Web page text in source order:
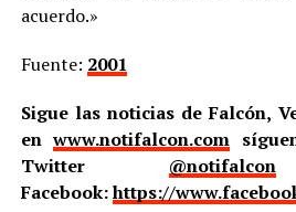
acuerdo.»
Fuente: 2001
Sigue las noticias de Falcón,
enwww.notifalcon.com
Twitter @notifalcon
Facebook:https://